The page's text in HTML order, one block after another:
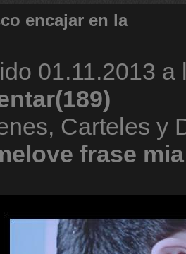
encajar en la
01.11.2013 a
Carteles y
frase mia